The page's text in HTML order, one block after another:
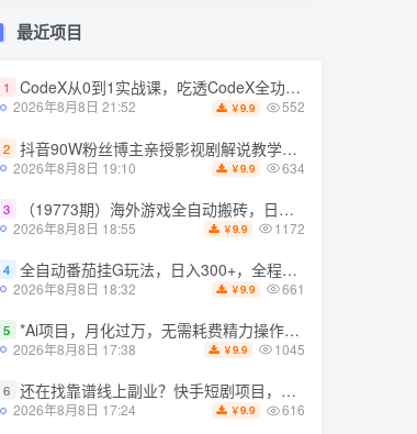
最近项目
1 CodeX从0到1实战课，吃透CodeX全功能，零基础AI开发实战，从部署到高阶项目一键落地
2026年8月8日 21:52 ￥9.9 552
2 抖音90W粉丝博主亲授影视剧解说教学，选剧选题+文案模板+AI指令+剪辑配音+封面全流程变现，解锁精选*收益
2026年8月8日 19:10 ￥9.9 634
3 （19773期）海外游戏全自动搬砖，日入1000+，全天无人值守，绿色稳定！
2026年8月8日 18:55 ￥9.9 1172
4 全自动番茄挂G玩法，日入300+，全程无需人工，一台电脑即可开展【揭秘】
2026年8月8日 18:32 ￥9.9 661
5 *Ai项目，月化过万，无需耗费精力操作，稳健实现每月增收
2026年8月8日 17:38 ￥9.9 1045
6 还在找靠谱线上副业？快手短剧项目，全程自动发布内容，不用熬夜做视频，轻松日入500+【揭秘】
2026年8月8日 17:24 ￥9.9 616
最近项目
1 CodeX从0到1实战课，吃透CodeX全功能，零基础AI开发实战，从部署到高阶项目一键落地
2026年8月8日 21:52 ￥9.9 552
2 抖音90W粉丝博主亲授影视剧解说教学，选剧选题+文案模板+AI指令+剪辑配音+封面全流程变现，解锁精选*收益
2026年8月8日 19:10 ￥9.9 634
3 （19773期）海外游戏全自动搬砖，日入1000+，全天无人值守，绿色稳定！
2026年8月8日 18:55 ￥9.9 1172
4 全自动番茄挂G玩法，日入300+，全程无需人工，一台电脑即可开展【揭秘】
2026年8月8日 18:32 ￥9.9 661
5 *Ai项目，月化过万，无需耗费精力操作，稳健实现每月增收
2026年8月8日 17:38 ￥9.9 1045
6 还在找靠谱线上副业？快手短剧项目，全程自动发布内容，不用熬夜做视频，轻松日入500+【揭秘】
2026年8月8日 17:24 ￥9.9 616